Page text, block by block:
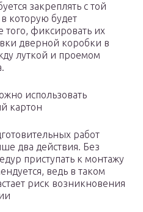
закреплять с той
которую будет
того, фиксировать их
дверной коробки в
луткой и проемом
использовать
картон
работ
два действия. Без
приступать к монтажу
ведь в таком
риск возникновения